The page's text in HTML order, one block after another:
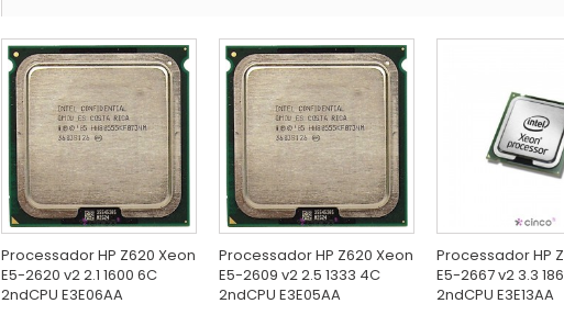
Processador HP Z620 Xeon
E5-2620 v2 2.1 1600 6C
2ndCPU E3E06AA
Processador HP Z620 Xeon
E5-2609 v2 2.5 1333 4C
2ndCPU E3E05AA
Processador HP
E5-2667 v2 3.3
2ndCPU E3E13AA